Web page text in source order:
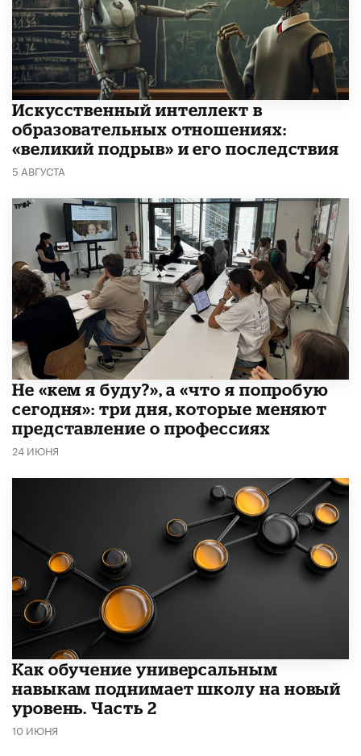
​Искусственный интеллект в
образовательных отношениях:
«великий подрыв» и его последствия
5 АВГУСТА
Не «кем я буду?», а «что я попробую
сегодня»: три дня, которые меняют
представление о профессиях
24 ИЮНЯ
​Как обучение универсальным
навыкам поднимает школу на новый
уровень. Часть 2
10 ИЮНЯ